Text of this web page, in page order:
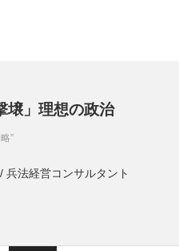
」理想の政治
”
兵法経営コンサルタント